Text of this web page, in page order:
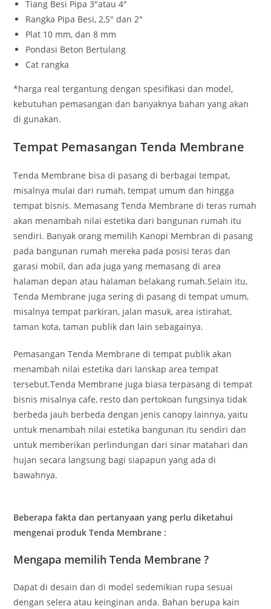
Tiang Besi Pipa 3″atau 4″
Rangka Pipa Besi, 2,5″ dan 2″
Plat 10 mm, dan 8 mm
Pondasi Beton Bertulang
Cat rangka
*harga real tergantung dengan spesifikasi dan model,
kebutuhan pemasangan dan banyaknya bahan yang akan
di gunakan.
Tempat Pemasangan Tenda Membrane
Tenda Membrane bisa di pasang di berbagai tempat,
misalnya mulai dari rumah, tempat umum dan hingga
tempat bisnis. Memasang Tenda Membrane di teras rumah
akan menambah nilai estetika dari bangunan rumah itu
sendiri. Banyak orang memilih Kanopi Membran di pasang
pada bangunan rumah mereka pada posisi teras dan
garasi mobil, dan ada juga yang memasang di area
halaman depan atau halaman belakang rumah.Selain itu,
Tenda Membrane juga sering di pasang di tempat umum,
misalnya tempat parkiran, jalan masuk, area istirahat,
taman kota, taman publik dan lain sebagainya.
Pemasangan Tenda Membrane di tempat publik akan
menambah nilai estetika dari lanskap area tempat
tersebut.Tenda Membrane juga biasa terpasang di tempat
bisnis misalnya cafe, resto dan pertokoan fungsinya tidak
berbeda jauh berbeda dengan jenis canopy lainnya, yaitu
untuk menambah nilai estetika bangunan itu sendiri dan
untuk memberikan perlindungan dari sinar matahari dan
hujan secara langsung bagi siapapun yang ada di
bawahnya.
Beberapa fakta dan pertanyaan yang perlu diketahui
mengenai produk Tenda Membrane :
Mengapa memilih Tenda Membrane ?
Dapat di desain dan di model sedemikian rupa sesuai
dengan selera atau keinginan anda. Bahan berupa kain